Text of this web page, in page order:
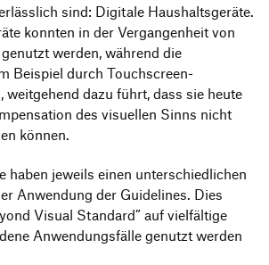
sind: Digitale Haushaltsgeräte.
konnten in der Vergangenheit von
werden, während die
Beispiel durch Touchscreen-
weitgehend dazu führt, dass sie heute
des visuellen Sinns nicht
können.
haben jeweils einen unterschiedlichen
Anwendung der Guidelines. Dies
Visual Standard” auf vielfältige
Anwendungsfälle genutzt werden